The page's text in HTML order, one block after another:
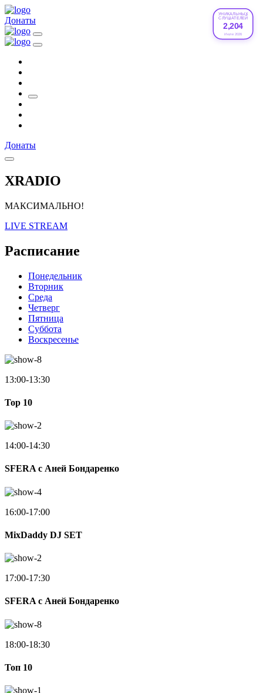
УНИКАЛЬНЫХ
СЛУШАТЕЛЕЙ
2,204
Июле 2026
Донаты
Донаты
XRADIO
МАКСИМАЛЬНО!
LIVE STREAM
Расписание
Понедельник
Вторник
Среда
Четверг
Пятница
Суббота
Воскресенье
13:00-13:30
Top 10
14:00-14:30
SFERA с Аней Бондаренко
16:00-17:00
MixDaddy DJ SET
17:00-17:30
SFERA с Аней Бондаренко
18:00-18:30
Toп 10